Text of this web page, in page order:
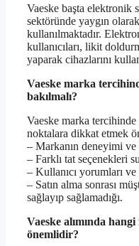
Vaeske başta elektronik
sektöründe yaygın olarak
kullanılmaktadır.
kullanıcıları, likit
yaparak cihazlarını
Vaeske marka
bakılmalı?
Vaeske marka tercihinde
noktalara dikkat etmek
– Markanın deneyimi ve
– Farklı tat seçenekleri
– Kullanıcı yorumları
– Satın alma sonrası
sağlayıp sağlamadığı.
Vaeske alımında
önemlidir?